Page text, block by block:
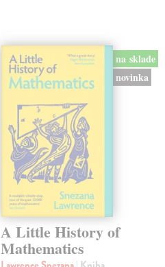
na sklade
novinka
A Little History of
Mathematics